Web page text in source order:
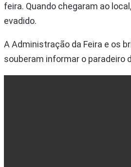
feira. Quando chegaram ao
evadido.
A Administração da Feira e os
souberam informar o paradeiro